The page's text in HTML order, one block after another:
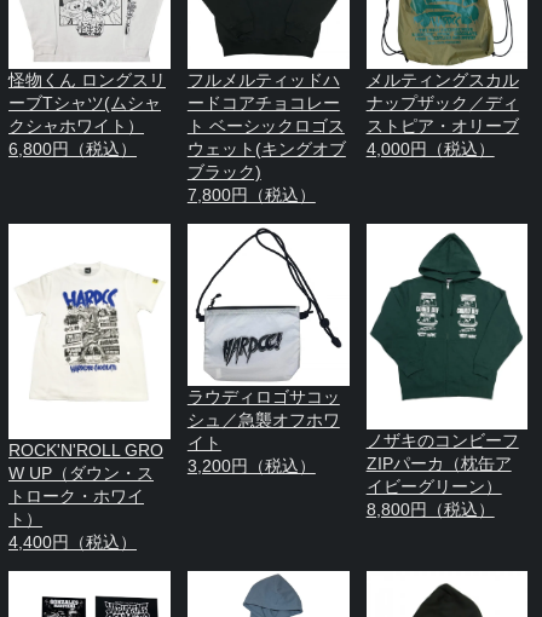
怪物くん ロングスリ
ーブTシャツ(ムシャ
クシャホワイト）
6,800円（税込）
フルメルティッドハ
ードコアチョコレー
ト ベーシックロゴス
ウェット(キングオブ
ブラック)
7,800円（税込）
メルティングスカル
ナップザック／ディ
ストピア・オリーブ
4,000円（税込）
ROCK'N'ROLL GRO
W UP（ダウン・ス
トローク・ホワイ
ト）
4,400円（税込）
ラウディロゴサコッ
シュ／急襲オフホワ
イト
3,200円（税込）
ノザキのコンビーフ
ZIPパーカ（枕缶ア
イビーグリーン）
8,800円（税込）